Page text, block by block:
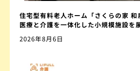
住宅型有料老人ホーム「さくらの家 和
医療と介護を一体化した小規模施設を
2026年8月6日